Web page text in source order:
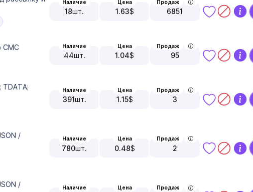
Наличие
18шт.
Цена
1.63$
Продаж
6851
СМС Наличие
44шт.
Цена
1.04$
Продаж
95
TDATA;
Наличие
391шт.
Цена
1.15$
Продаж
3
/
Наличие
780шт.
Цена
0.48$
Продаж
2
/
Наличие Цена Продаж